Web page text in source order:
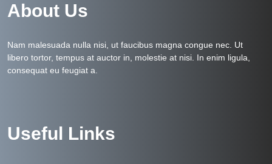
About Us
Nam malesuada nulla nisi, ut faucibus magna congue nec. Ut
libero tortor, tempus at auctor in, molestie at nisi. In enim ligula,
consequat eu feugiat a.
Useful Links